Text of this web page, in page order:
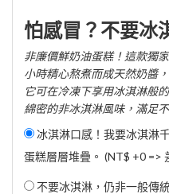
怕感冒？不要冰
非廉價鮮奶油蛋糕！這款獨
小時精心熬煮而成天然奶醬
它可在冷凍下享用冰淇淋般
綿密的非冰淇淋風味，滿足
冰淇淋口感！我要冰淇淋
蛋糕層層堆疊。 (NT$ +0 =>
不要冰淇淋，仍非一般傳